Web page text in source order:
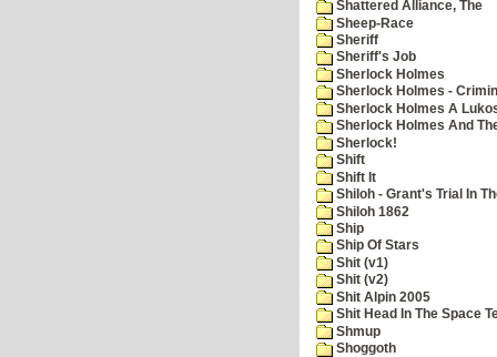
Shattered Alliance, The
Sheep-Race
Sheriff
Sheriff's Job
Sherlock Holmes
Sherlock Holmes -
Sherlock Holmes A
Sherlock Holmes And
Sherlock!
Shift
Shift It
Shiloh - Grant's Trial In
Shiloh 1862
Ship
Ship Of Stars
Shit (v1)
Shit (v2)
Shit Alpin 2005
Shit Head In The Space
Shmup
Shoggoth